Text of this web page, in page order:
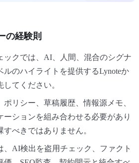
の経験則
ックでは、AI、人間、混合のシグナ
ルのハイライトを提供するLynoteか
てください。
リシー、草稿履歴、情報源メモ、
ーションを組み合わせる必要があり
べきではありません。
、AI検出を盗用チェック、ファクト